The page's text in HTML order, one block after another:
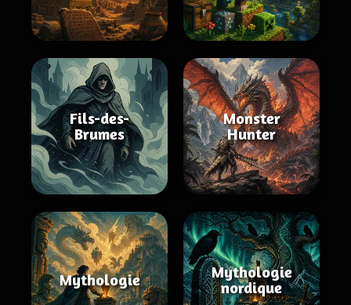
Fils-des-
Brumes
Monster
Hunter
Mythologie
Mythologie
nordique